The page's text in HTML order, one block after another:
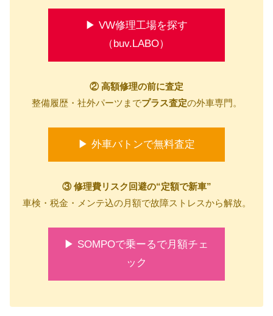
▶ VW修理工場を探す
（buv.LABO）
② 高額修理の前に査定
整備履歴・社外パーツまでプラス査定の外車専門。
▶ 外車バトンで無料査定
③ 修理費リスク回避の“定額で新車”
車検・税金・メンテ込の月額で故障ストレスから解放。
▶ SOMPOで乗ーるで月額チェ
ック